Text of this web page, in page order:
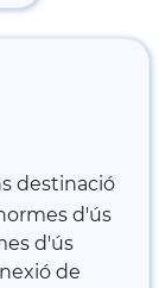
destinació
d'ús
d'ús
de